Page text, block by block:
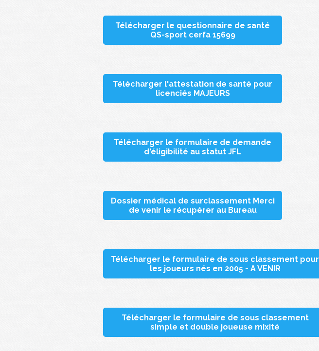
Télécharger le questionnaire de santé
QS-sport cerfa 15699
Télécharger l'attestation de santé pour
licenciés MAJEURS
Télécharger le formulaire de demande
d'éligibilité au statut JFL
Dossier médical de surclassement Merci
de venir le récupérer au Bureau
Télécharger le formulaire de sous classement pour
les joueurs nés en 2005 - A VENIR
Télécharger le formulaire de sous classement
simple et double joueuse mixité